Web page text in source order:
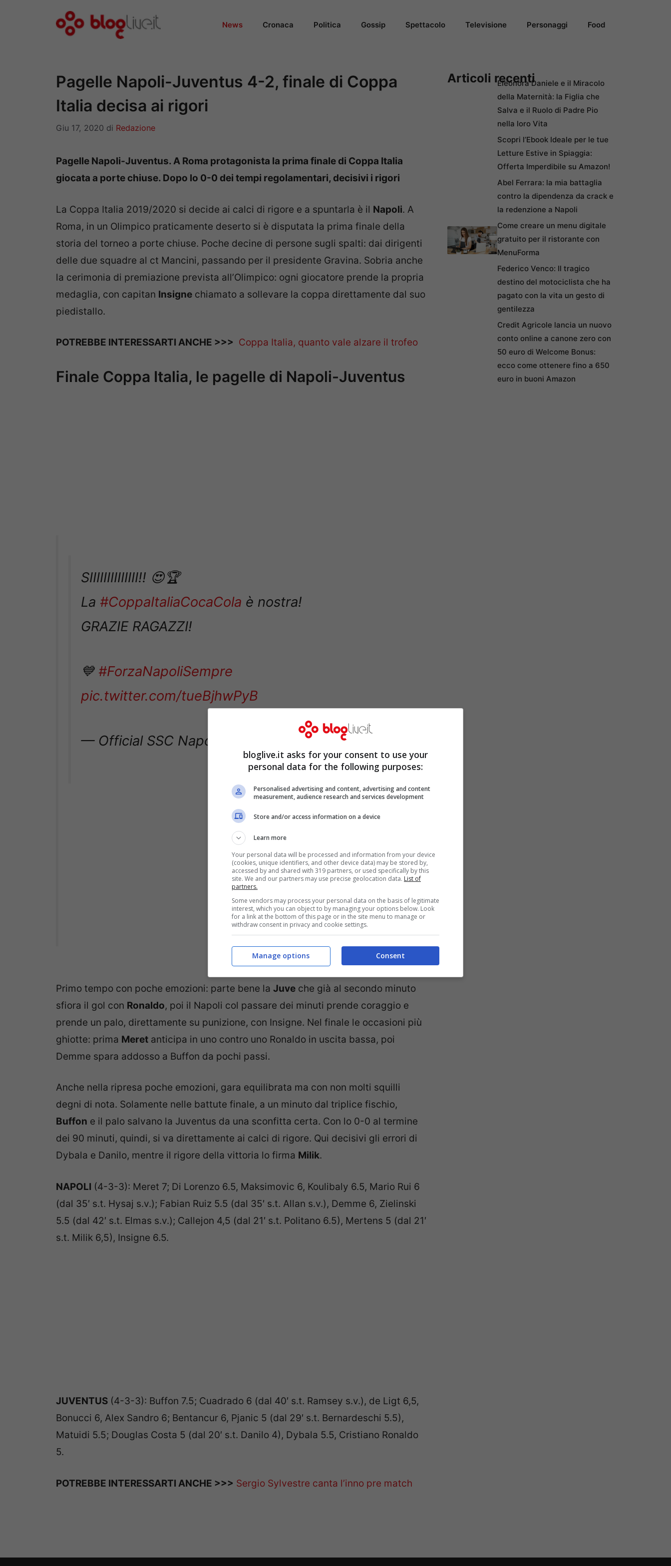
News Cronaca Politica Gossip Spettacolo Televisione Personaggi Food
Pagelle Napoli-Juventus 4-2, finale di Coppa
Italia decisa ai rigori
Giu 17, 2020 di Redazione
Pagelle Napoli-Juventus. A Roma protagonista la prima finale di Coppa Italia
giocata a porte chiuse. Dopo lo 0-0 dei tempi regolamentari, decisivi i rigori
La Coppa Italia 2019/2020 si decide ai calci di rigore e a spuntarla è il Napoli. A
Roma, in un Olimpico praticamente deserto si è disputata la prima finale della
storia del torneo a porte chiuse. Poche decine di persone sugli spalti: dai dirigenti
delle due squadre al ct Mancini, passando per il presidente Gravina. Sobria anche
la cerimonia di premiazione prevista all’Olimpico: ogni giocatore prende la propria
medaglia, con capitan Insigne chiamato a sollevare la coppa direttamente dal suo
piedistallo.
POTREBBE INTERESSARTI ANCHE >>> Coppa Italia, quanto vale alzare il trofeo
Finale Coppa Italia, le pagelle di Napoli-Juventus
La#CoppaItaliaCocaCola
GRAZIE RAGAZZI!
pic.twitter.com/tueBjhwPyB
— Official SSC Napoli (@sscnapoli)June 17, 2020
Primo tempo con poche emozioni: parte bene la
sfiora il gol conRonaldo , poi il Napoli col passare dei minuti prende coraggio e
prende un palo, direttamente su punizione, con Insigne. Nel finale le occasioni più
ghiotte: primaMeretanticipa in uno contro uno Ronaldo in uscita bassa, poi
Demme spara addosso a Buffon da pochi passi.
degni di nota. Solamente nelle battute finale, a un minuto dal triplice fischio,
Buffone il palo salvano la Juventus da una sconfitta certa. Con lo 0-0 al termine
dei 90 minuti, quindi, si va direttamente ai calci di rigore. Qui decisivi gli errori di
Dybala e Danilo, mentre il rigore della vittoria lo firmaMilik.
(dal 35′ s.t. Hysaj s.v.); Fabian Ruiz 5.5 (dal 35′ s.t. Allan s.v.), Demme 6, Zielinski
5.5 (dal 42′ s.t. Elmas s.v.); Callejon 4,5 (dal 21′ s.t. Politano 6.5), Mertens 5 (dal 21′
s.t. Milik 6,5), Insigne 6.5.
Bonucci 6, Alex Sandro 6; Bentancur 6, Pjanic 5 (dal 29′ s.t. Bernardeschi 5.5),
Matuidi 5.5; Douglas Costa 5 (dal 20′ s.t. Danilo 4), Dybala 5.5, Cristiano Ronaldo
5.
Articoli recentiEleonora Daniele e il Miracolo
della Maternità: la Figlia che
Salva e il Ruolo di Padre Pio
nella loro Vita
Scopri l’Ebook Ideale per le tue
Letture Estive in Spiaggia:
Offerta Imperdibile su Amazon!
Abel Ferrara: la mia battaglia
contro la dipendenza da crack e
la redenzione a Napoli
Come creare un menu digitale
gratuito per il ristorante con
MenuForma
Federico Venco: Il tragico
destino del motociclista che ha
pagato con la vita un gesto di
gentilezza
Credit Agricole lancia un nuovo
conto online a canone zero con
50 euro di Welcome Bonus:
ecco come ottenere fino a 650
euro in buoni Amazon
Bloglive.it di proprietà di WEB 365 SRL - Via Nicola Marchese 10, 00141 Roma (RM) - Codice Fiscale e Partita I.V.A. 12279101005
bloglive.it asks for your consent to use your
personal data for the following purposes:
Personalised advertising and content, advertising and content
measurement, audience research and services development
Store and/or access information on a device
Learn more
Your personal data will be processed and information from your device
(cookies, unique identifiers, and other device data) may be stored by,
accessed by and shared with 319 partners, or used specifically by this
site. We and our partners may use precise geolocation data. List of
partners.
Some vendors may process your personal data on the basis of legitimate
interest, which you can object to by managing your options below. Look
for a link at the bottom of this page or in the site menu to manage or
withdraw consent in privacy and cookie settings.
Consent
Manage options